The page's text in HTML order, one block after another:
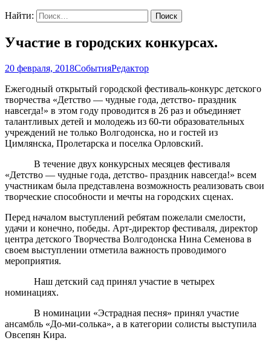
Найти:
Участие в городских конкурсах.
20 февраля, 2018СобытияРедактор
Ежегодный открытый городской фестиваль-конкурс детского
творчества «Детство — чудные года, детство- праздник
навсегда!» в этом году проводится в 26 раз и объединяет
талантливых детей и молодежь из 60-ти образовательных
учреждений не только Волгодонска, но и гостей из
Цимлянска, Пролетарска и поселка Орловский.
В течение двух конкурсных месяцев фестиваля
«Детство — чудные года, детство- праздник навсегда!» всем
участникам была представлена возможность реализовать свои
творческие способности и мечты на городских сценах.
Перед началом выступлений ребятам пожелали смелости,
удачи и конечно, победы. Арт-директор фестиваля, директор
центра детского Творчества Волгодонска Нина Семенова в
своем выступлении отметила важность проводимого
мероприятия.
Наш детский сад принял участие в четырех
номинациях.
В номинации «Эстрадная песня» принял участие
ансамбль «До-ми-солька», а в категории солисты выступила
Овсепян Кира.